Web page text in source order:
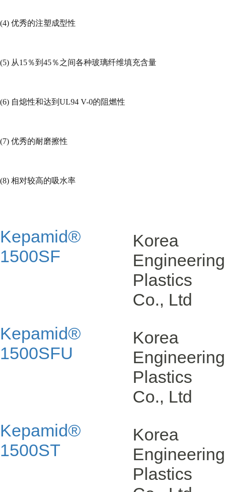
(4) 优秀的注塑成型性
(5) 从15％到 45％之间各种玻璃纤维填充含量
(6) 自熄性和达到 UL94 V-0的阻燃性
(7) 优秀的耐磨擦性
(8) 相对较高的吸水率
Kepamid®
1500SF
Korea
Engineering
Plastics
Co., Ltd
Kepamid®
1500SFU
Korea
Engineering
Plastics
Co., Ltd
Kepamid®
1500ST
Korea
Engineering
Plastics